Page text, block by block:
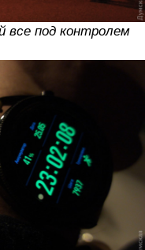
под контролем